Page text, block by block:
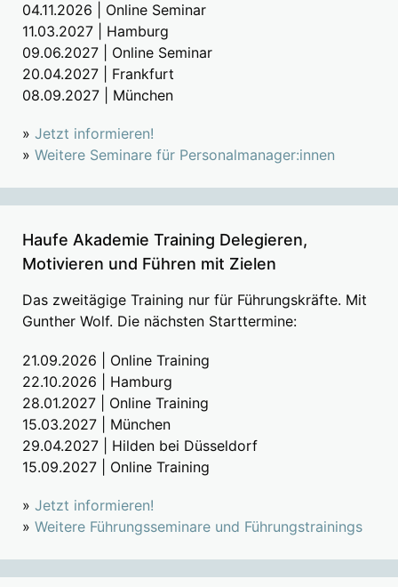
04.11.2026 | Online Seminar
11.03.2027 | Hamburg
09.06.2027 | Online Seminar
20.04.2027 | Frankfurt
08.09.2027 | München
» Jetzt informieren!
» Weitere Seminare für Personalmanager:innen
Haufe Akademie Training Delegieren,
Motivieren und Führen mit Zielen
Das zweitägige Training nur für Führungskräfte. Mit
Gunther Wolf. Die nächsten Starttermine:
21.09.2026 | Online Training
22.10.2026 | Hamburg
28.01.2027 | Online Training
15.03.2027 | München
29.04.2027 | Hilden bei Düsseldorf
15.09.2027 | Online Training
» Jetzt informieren!
» Weitere Führungsseminare und Führungstrainings